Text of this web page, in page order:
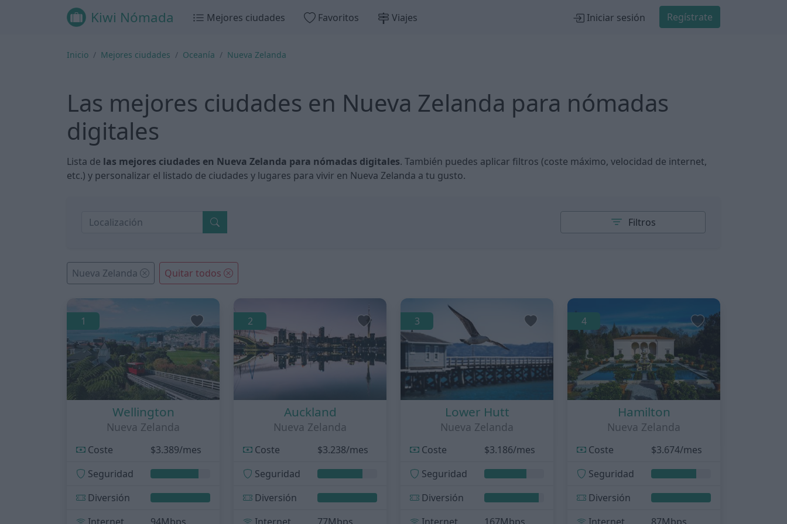
Kiwi Nómada Mejores ciudades Favoritos Viajes Iniciar sesión Regístrate
Inicio Mejores ciudades Oceanía Nueva Zelanda
Las mejores ciudades en Nueva Zelanda para nómadas
digitales
Lista de las mejores ciudades en Nueva Zelanda para nómadas digitales. También puedes aplicar filtros (coste máximo, velocidad de internet,
etc.) y personalizar el listado de ciudades y lugares para vivir en Nueva Zelanda a tu gusto.
Filtros
Nueva Zelanda Quitar todos
1
Wellington
Nueva Zelanda
Coste
$3.389/mes
Seguridad
Diversión
2
Auckland
Nueva Zelanda
Coste
$3.238/mes
Seguridad
Diversión
3
Lower Hutt
Nueva Zelanda
Coste
$3.186/mes
Seguridad
Diversión
4
Hamilton
Nueva Zelanda
Coste
$3.674/mes
Seguridad
Diversión